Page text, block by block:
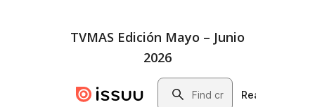
TVMAS Edición Mayo – Junio
2026